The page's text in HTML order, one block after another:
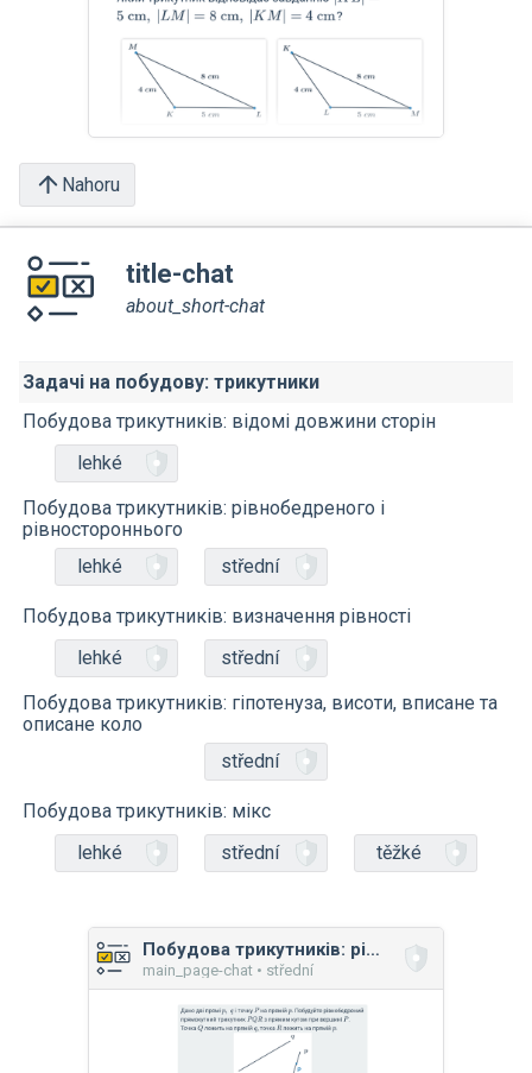
Nahoru
title-chat
about_short-chat
Задачі на побудову: трикутники
Побудова трикутників: відомі довжини сторін
lehké
Побудова трикутників: рівнобедреного і
рівностороннього
lehké
střední
Побудова трикутників: визначення рівності
lehké
střední
Побудова трикутників: гіпотенуза, висоти, вписане та
описане коло
střední
Побудова трикутників: мікс
lehké
střední těžké
Побудова трикутників: рівнобедреного і рівностороннього
main_page-chat • střední